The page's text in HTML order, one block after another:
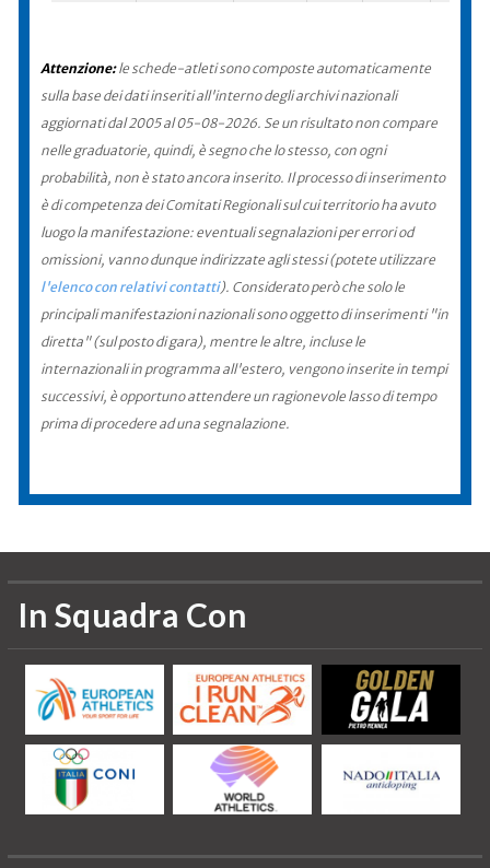
Attenzione:le schede-atleti sono composte automaticamente
sulla base dei dati inseriti all'interno degli archivi nazionali
aggiornati dal 2005 al 05-08-2026. Se un risultato non compare
nelle graduatorie, quindi, è segno che lo stesso, con ogni
probabilità, non è stato ancora inserito. Il processo di inserimento
è di competenza dei Comitati Regionali sul cui territorio ha avuto
luogo la manifestazione: eventuali segnalazioni per errori od
omissioni, vanno dunque indirizzate agli stessi (potete utilizzare
l'elenco con relativi contatti). Considerato però che solo le
principali manifestazioni nazionali sono oggetto di inserimenti "in
diretta" (sul posto di gara), mentre le altre, incluse le
internazionali in programma all'estero, vengono inserite in tempi
successivi, è opportuno attendere un ragionevole lasso di tempo
prima di procedere ad una segnalazione.
In Squadra Con